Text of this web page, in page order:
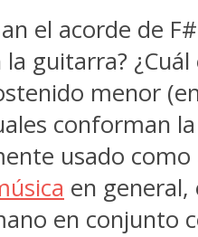
el acorde de
guitarra?
menor
conforman
usado
en
en conjunto